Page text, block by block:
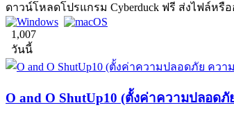
ดาวน์โหลดโปรแกรม Cyberduck ฟรี ส่งไฟล์หรื
1,007
วันนี้
O and O ShutUp10 (ตั้งค่าความปลอดภั